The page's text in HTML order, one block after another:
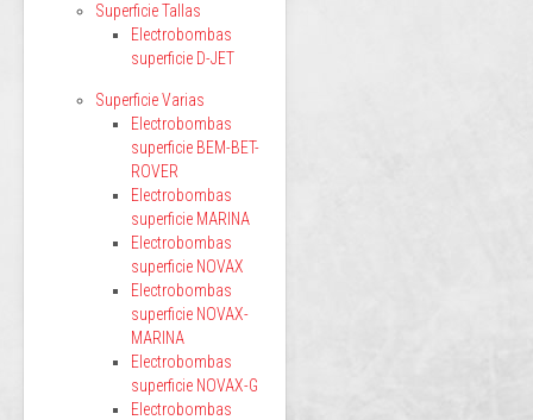
Superficie Tallas
Electrobombas
superficie D-JET
Superficie Varias
Electrobombas
superficie BEM-BET-
ROVER
Electrobombas
superficie MARINA
Electrobombas
superficie NOVAX
Electrobombas
superficie NOVAX-
MARINA
Electrobombas
superficie NOVAX-G
Electrobombas